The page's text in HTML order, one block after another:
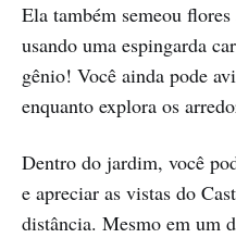
Ela também semeou
usando uma espingarda
gênio! Você ainda pode
enquanto explora os
Dentro do jardim, você
e apreciar as vistas do
distância. Mesmo em um